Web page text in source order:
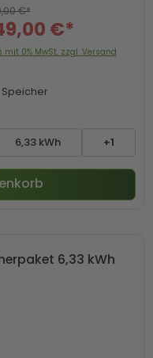
6,33 kWh +1
€*
€*
mit 0% MwSt. zzgl. Versand
6,33 kWh